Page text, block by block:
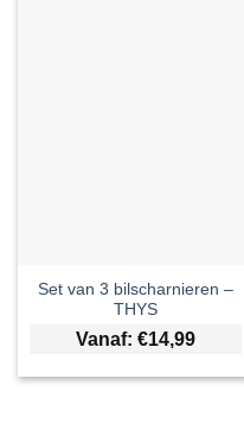
Set van 3 bilscharnieren –
THYS
Vanaf: €14,99